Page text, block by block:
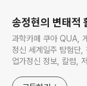
송정현의 변태적
과학카페 쿠아 QUA,
정신 세계일주 탐험
업가정신 정보, 칼럼,